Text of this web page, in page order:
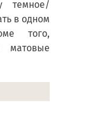
темное/
в одном
того,
матовые